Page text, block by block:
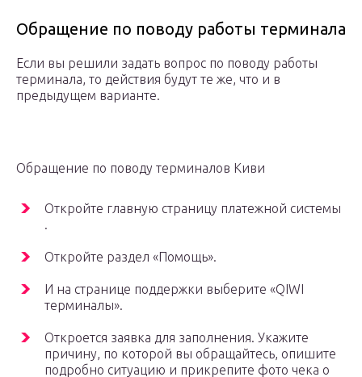
Обращение по поводу работы терминала
Если вы решили задать вопрос по поводу работы
терминала, то действия будут те же, что и в
предыдущем варианте.
Обращение по поводу терминалов Киви
Откройте главную страницу платежной системы
.
Откройте раздел «Помощь».
И на странице поддержки выберите «QIWI
терминалы».
Откроется заявка для заполнения. Укажите
причину, по которой вы обращайтесь, опишите
подробно ситуацию и прикрепите фото чека о